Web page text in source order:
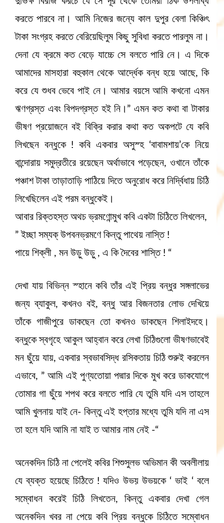
করতে পারবে না। আমি নিজের জন্যে কাল দুপুর বেলা কিঞ্চিৎ
টাকা সংগ্রহ করতে বেরিয়েছিলুম কিছু সুবিধা করতে পারলুম না।
দেনা যে ক্রমে কত বেড়ে যাচ্চে সে বলতে পারি নে। এ দিকে
আমাদের মাসহারা বহুকাল থেকে আর্দ্ধেক বন্ধ হয়ে আছে, কি
করে যে শুধব ভেবে পাই নে। আমার বয়সে আমি কখনো এমন
ঋণগ্রস্ত এবং বিপদগ্রস্ত হই নি।” এমন কত কথা বা টাকার
ভীষণ প্রয়োজনে বই বিক্রি করার কথা কত অকপটে যে কবি
লিখছেন বন্ধুকে ! কবি একবার অসুস্হ ‘বাবামশায়’কে নিয়ে
বান্দোরায় সমুদ্রতীরে রয়েছেন অর্থাভাবে পড়েছেন, ওখানে তাঁকে
পঞ্চাশ টাকা তাড়াতাড়ি পাঠিয়ে দিতে অনুরোধ করে নির্দ্বিধায় চিঠি
লিখেছিলেন এই পরম বন্ধুকেই।
আবার রিক্তহস্ত অথচ ভ্রমণোন্মুখ কবি একটা চিঠিতে লিখলেন,
” ইচ্ছা সম্যক্ উপবনভ্রমণে কিন্তু পাথেয় নাস্তি !
পায়ে শিক্লী , মন উড়ু উড়ু , এ কি দৈবের শাস্তি ! “
দেখা যায় বিভিন্ন স্হানে কবি তাঁর এই প্রিয় বন্ধুর সঙ্গলাভের
জন্য ব্যাকুল, কখনও বই, বন্ধু আর বিজনতার লোভ দেখিয়ে
তাঁকে গাজীপুরে ডাকছেন তো কখনও ডাকছেন শিলাইদহে।
বন্ধুকে স্বগৃহে আকুল আহ্বান করে লেখা চিঠিগুলো ভীষণভাবেই
মন ছুঁয়ে যায়, একবার স্বভাবসিদ্ধ রসিকতায় চিঠি শুরুই করলেন
এভাবে, ” আমি এই পুণ্যতোয়া পদ্মার দিকে মুখ করে ডাকযোগে
তোমার গা ছুঁয়ে শপথ করে বলতে পারি যে তুমি যদি এস তাহলে
আমি খুলনায় যাই নে- কিন্তু এই হপ্তার মধ্যে তুমি যদি না এস
তা হলে যদি আমি না যাই ত আমার নাম নেই -“
অনেকদিন চিঠি না পেলেই কবির শিশুসুলভ অভিমান কী অবলীলায়
যে ব্যক্ত হয়েছে চিঠিতে ! যদিও উভয় উভয়কে ‘ ভাই ‘ বলে
সম্বোধন করেই চিঠি লিখতেন, কিন্তু একবার দেখা গেল
অনেকদিন খবর না পেয়ে কবি প্রিয় বন্ধুকে চিঠিতে সম্বোধন